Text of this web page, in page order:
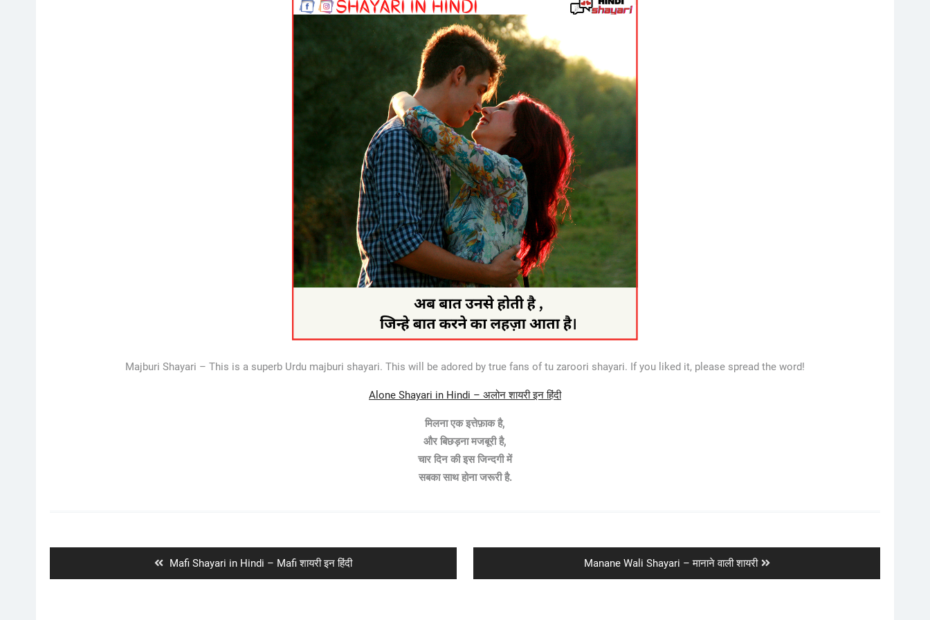
Majburi Shayari – This is a superb Urdu majburi shayari. This will be adored by true fans of tu zaroori shayari. If you liked it, please spread the word!
Alone Shayari in Hindi – अलोन शायरी इन हिंदी
मिलना एक इत्तेफ़ाक है,
और बिछड़ना मजबूरी है,
चार दिन की इस जिन्दगी में
सबका साथ होना जरूरी है.
Previous
post:
Mafi Shayari in Hindi – Mafi शायरी इन हिंदी
Next
post:
Manane Wali Shayari – मानाने वाली शायरी